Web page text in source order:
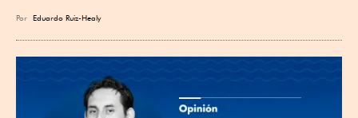
Por Eduardo Ruiz-Healy